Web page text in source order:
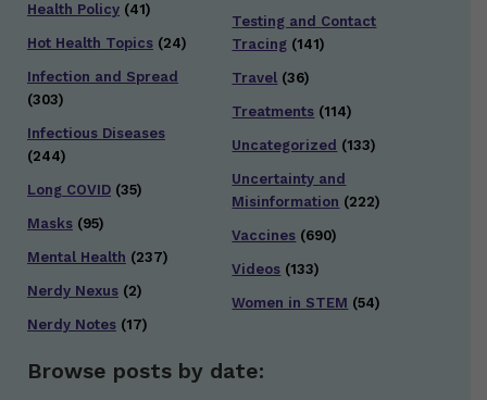
Health Policy (41)
Hot Health Topics (24)
Infection and Spread
(303)
Infectious Diseases
(244)
Long COVID (35)
Masks (95)
Mental Health (237)
Nerdy Nexus (2)
Nerdy Notes (17)
Testing and Contact
Tracing (141)
Travel (36)
Treatments (114)
Uncategorized (133)
Uncertainty and
Misinformation (222)
Vaccines (690)
Videos (133)
Women in STEM (54)
Browse posts by date: